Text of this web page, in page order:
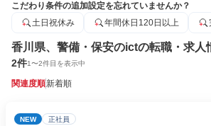
こだわり条件の追加設定を忘れていませんか？
土日祝休み
年間休日120日以上
香川県、警備・保安のictの転職・求人
2件1〜2件目を表示中
関連度順新着順
NEW 正社員